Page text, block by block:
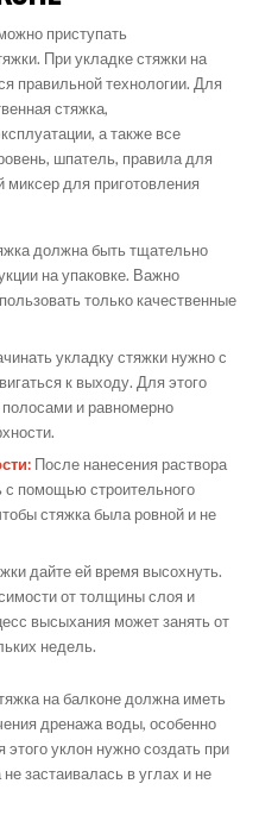
приступать
При укладке стяжки на
правильной технологии. Для
стяжка,
а также все
шпатель, правила для
миксер для приготовления
должна быть тщательно
на упаковке. Важно
только качественные
укладку стяжки нужно с
к выходу. Для этого
и равномерно
После нанесения раствора
с помощью строительного
стяжка была ровной и не
дайте ей время высохнуть.
от толщины слоя и
высыхания может занять от
недель.
на балконе должна иметь
дренажа воды, особенно
уклон нужно создать при
застаивалась в углах и не